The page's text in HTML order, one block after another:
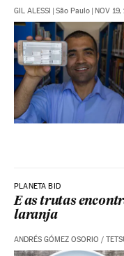
GIL ALESSI | São Paulo | NOV
PLANETA BID
E as trutas
laranja
ANDRÉS GÓMEZ OSORIO /